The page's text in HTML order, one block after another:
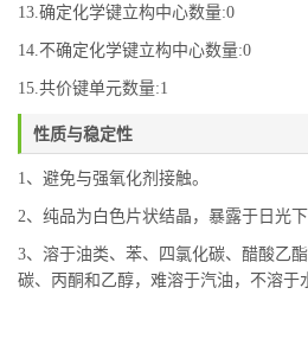
13.确定化学键立构中心数量:0
14.不确定化学键立构中心数量:0
15.共价键单元数量:1
性质与稳定性
1、避免与强氧化剂接触。
2、纯品为白色片状结晶，暴露于日光
3、溶于油类、苯、四氯化碳、醋酸乙
碳、丙酮和乙醇，难溶于汽油，不溶于